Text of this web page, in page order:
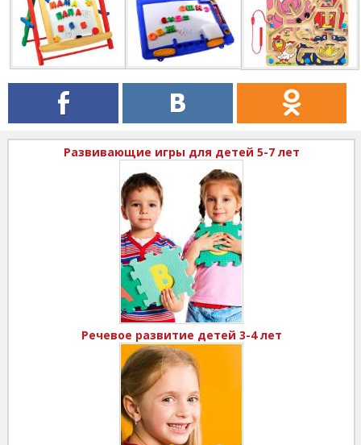
Развивающие игры для детей 5-7 лет
Речевое развитие детей 3-4 лет